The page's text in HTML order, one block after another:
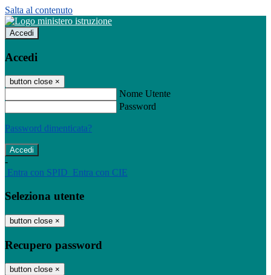
Salta al contenuto
Accedi
Accedi
button close ×
Nome Utente
Password
Password dimenticata?
-
Entra con SPID Entra con CIE
Seleziona utente
button close ×
Recupero password
button close ×